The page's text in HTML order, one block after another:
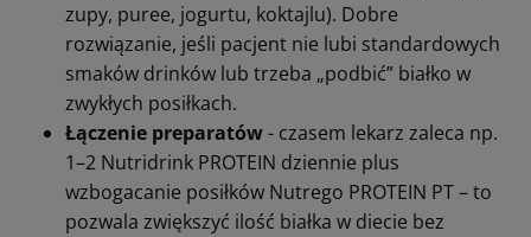
zupy, puree, jogurtu, koktajlu). Dobre
rozwiązanie, jeśli pacjent nie lubi standardowych
smaków drinków lub trzeba „podbić” białko w
zwykłych posiłkach.
Łączenie preparatów- czasem lekarz zaleca np.
1–2 Nutridrink PROTEIN dziennie plus
wzbogacanie posiłków Nutrego PROTEIN PT – to
pozwala zwiększyć ilość białka w diecie bez